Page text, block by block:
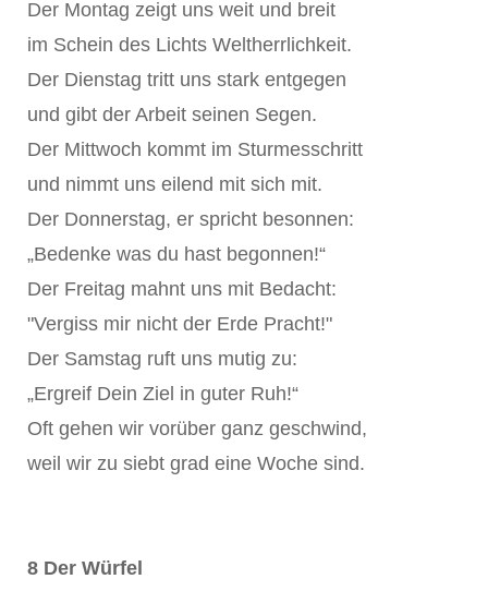
Der Montag zeigt uns weit und breit
im Schein des Lichts Weltherrlichkeit.
Der Dienstag tritt uns stark entgegen
und gibt der Arbeit seinen Segen.
Der Mittwoch kommt im Sturmesschritt
und nimmt uns eilend mit sich mit.
Der Donnerstag, er spricht besonnen:
„Bedenke was du hast begonnen!“
Der Freitag mahnt uns mit Bedacht:
"Vergiss mir nicht der Erde Pracht!"
Der Samstag ruft uns mutig zu:
„Ergreif Dein Ziel in guter Ruh!“
Oft gehen wir vorüber ganz geschwind,
weil wir zu siebt grad eine Woche sind.
8 Der Würfel